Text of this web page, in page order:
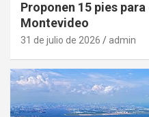
Proponen 15 pies
Montevideo
31 de julio de 2026 admin